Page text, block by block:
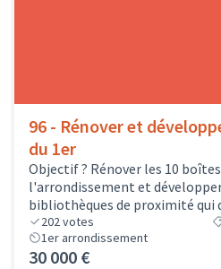
96 - Rénover et
du 1er
Objectif ? Rénover les 10
l'arrondissement et
bibliothèques de proximité qui
202votes
1er arrondissement
30 000 €